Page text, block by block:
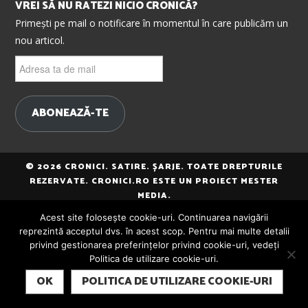
VREI SĂ NU RATEZI NICIO CRONICĂ?
Primești pe mail o notificare în momentul în care publicăm un
nou articol.
ta
mail
ABONEAZĂ-TE
© 2026 CRONICI. SATIRE. ȘARJE. TOATE DREPTURILE
REZERVATE. CRONICI.RO ESTE UN PROIECT MESTER
MEDIA.
SUBSCRIBE
Acest site folosește cookie-uri. Continuarea navigării
reprezintă acceptul dvs. în acest scop. Pentru mai multe detalii
privind gestionarea preferințelor privind cookie-uri, vedeți
Politica de utilizare cookie-uri.
OK POLITICA DE UTILIZARE COOKIE-URI